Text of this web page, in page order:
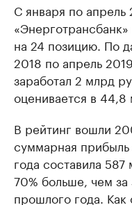
С января по апрель
на 24 позицию. По
2018 по апрель
заработал 2 млрд
оценивается в
В рейтинг вошли
суммарная
года составила
70% больше, чем
прошлого года.